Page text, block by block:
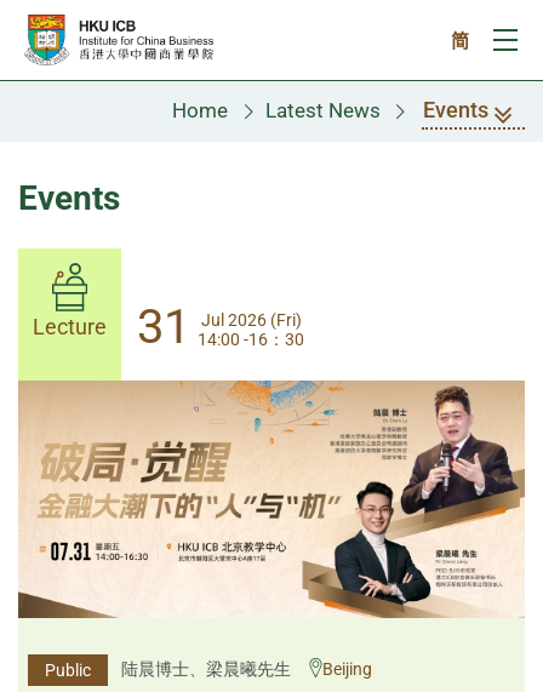
Skip to main content
简
Home Latest News Events
Events
Lecture 31
Jul 2026 (Fri)
14:00-17:30
Public 杨文斌先生、邱良弼先生 Guangzhou
Lecture 31
Jul 2026 (Fri)
14:00 -16：30
Public 陆晨博士、梁晨曦先生 Beijing